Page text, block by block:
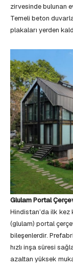
zirvesinde bulunan
Temeli beton
plakaları yerden
Glulam Portal
Hindistan’da ilk kez
(glulam) portal
bileşenlerdir.
hızlı inşa süresi
azaltan yüksek